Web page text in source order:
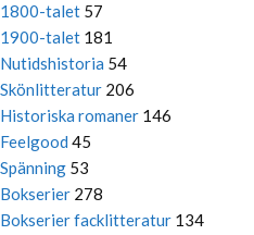
1800-talet 57
1900-talet 181
Nutidshistoria 54
Skönlitteratur 206
Historiska romaner 146
Feelgood 45
Spänning 53
Bokserier 278
Bokserier facklitteratur 134